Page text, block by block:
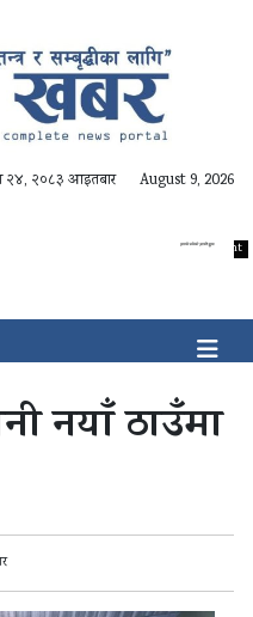
२४, २०८३ आइतबार August 9, 2026
नयाँ ठाउँमा